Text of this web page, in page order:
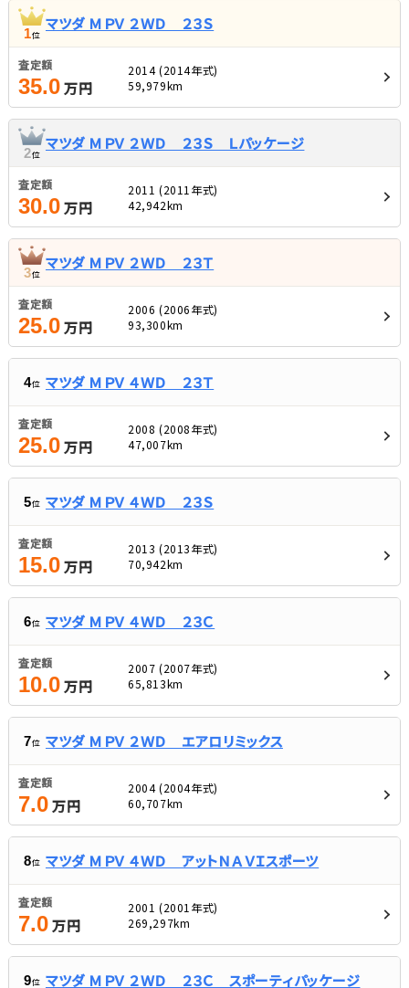
1位
マツダ ＭＰＶ ２ＷＤ ２３Ｓ
査定額
35.0万円
2014 (2014年式)
59,979km
2位
マツダ ＭＰＶ ２ＷＤ ２３Ｓ Ｌパッケージ
査定額
30.0万円
2011 (2011年式)
42,942km
3位
マツダ ＭＰＶ ２ＷＤ ２３Ｔ
査定額
25.0万円
2006 (2006年式)
93,300km
4位 マツダ ＭＰＶ ４ＷＤ ２３Ｔ
査定額
25.0万円
2008 (2008年式)
47,007km
5位 マツダ ＭＰＶ ４ＷＤ ２３Ｓ
査定額
15.0万円
2013 (2013年式)
70,942km
6位 マツダ ＭＰＶ ４ＷＤ ２３Ｃ
査定額
10.0万円
2007 (2007年式)
65,813km
7位 マツダ ＭＰＶ ２ＷＤ エアロリミックス
査定額
7.0万円
2004 (2004年式)
60,707km
8位 マツダ ＭＰＶ ４ＷＤ アットＮＡＶＩスポーツ
査定額
7.0万円
2001 (2001年式)
269,297km
9位 マツダ ＭＰＶ ２ＷＤ ２３Ｃ スポーティパッケージ